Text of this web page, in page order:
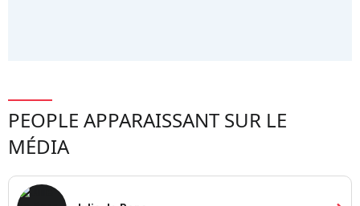
PEOPLE APPARAISSANT SUR LE
MÉDIA